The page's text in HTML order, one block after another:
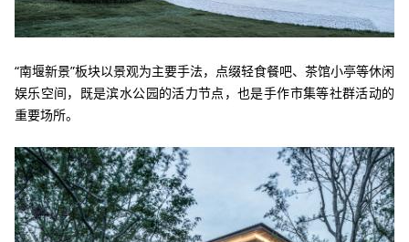
“南堰新景”板块以景观为主要手法，点缀轻食餐吧、茶馆小亭等休闲
娱乐空间，既是滨水公园的活力节点，也是手作市集等社群活动的
重要场所。